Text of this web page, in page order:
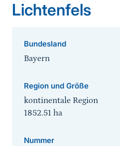
Lichtenfels
Bundesland
Bayern
Region und Größe
kontinentale Region
1852.51 ha
Nummer